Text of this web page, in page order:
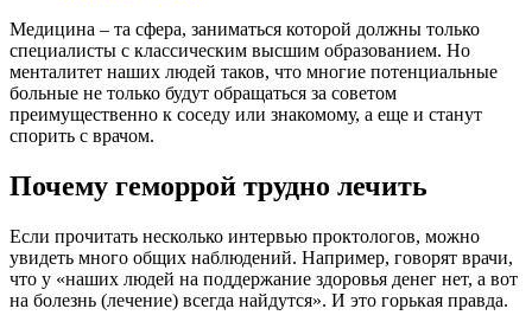
Медицина – та сфера, заниматься которой должны только
специалисты с классическим высшим образованием. Но
менталитет наших людей таков, что многие потенциальные
больные не только будут обращаться за советом
преимущественно к соседу или знакомому, а еще и станут
спорить с врачом.
Почему геморрой трудно лечить
Если прочитать несколько интервью проктологов, можно
увидеть много общих наблюдений. Например, говорят врачи,
что у «наших людей на поддержание здоровья денег нет, а вот
на болезнь (лечение) всегда найдутся». И это горькая правда.